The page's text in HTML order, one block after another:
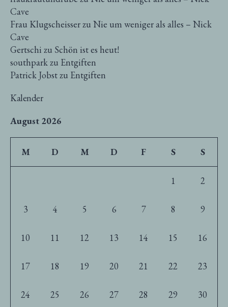
Cave
Frau Klugscheisserzu Nie um weniger als alles – Nick
Cave
Gertschi zu Schön ist es heut!
southparkzu Entgiften
Patrick Jobstzu Entgiften
Kalender
August 2026
M D M D F S S
1 2
3 4 5 6 7 8 9
10 11 12 13 14 15 16
17 18 19 20 21 22 23
24 25 26 27 28 29 30